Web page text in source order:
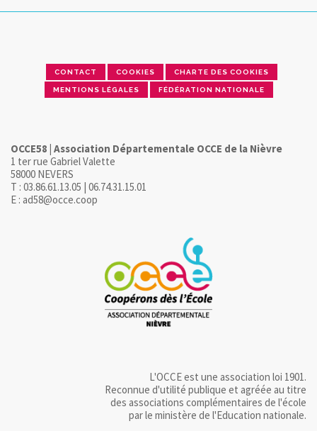
CONTACT COOKIES CHARTE DES COOKIES
MENTIONS LÉGALES FÉDÉRATION NATIONALE
OCCE58 | Association Départementale OCCE de la Nièvre
1 ter rue Gabriel Valette
58000 NEVERS
T : 03.86.61.13.05 | 06.74.31.15.01
E : ad58@occe.coop
L'OCCE est une association loi 1901.
Reconnue d'utilité publique et agréée au titre
des associations complémentaires de l'école
par le ministère de l'Education nationale.